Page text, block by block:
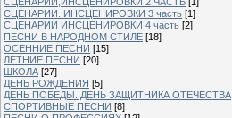
СЦЕНАРИИ. ИНСЦЕНИРОВКИ 3 часть [1]
СЦЕНАРИИ ИНСЦЕНИРОВКИ 4 часть [2]
ПЕСНИ В НАРОДНОМ СТИЛЕ [18]
ОСЕННИЕ ПЕСНИ [15]
ЛЕТНИЕ ПЕСНИ [20]
ШКОЛА [27]
ДЕНЬ РОЖДЕНИЯ [5]
ДЕНЬ ПОБЕДЫ. ДЕНЬ ЗАЩИТНИКА ОТЕЧЕСТВА
СПОРТИВНЫЕ ПЕСНИ [8]